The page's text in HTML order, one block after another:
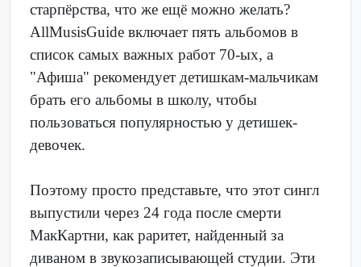
старпёрства, что же ещё можно желать?
AllMusisGuide включает пять альбомов в
список самых важных работ 70-ых, а
"Афиша" рекомендует детишкам-мальчикам
брать его альбомы в школу, чтобы
пользоваться популярностью у детишек-
девочек.
Поэтому просто представьте, что этот сингл
выпустили через 24 года после смерти
МакКартни, как раритет, найденный за
диваном в звукозаписывающей студии. Эти